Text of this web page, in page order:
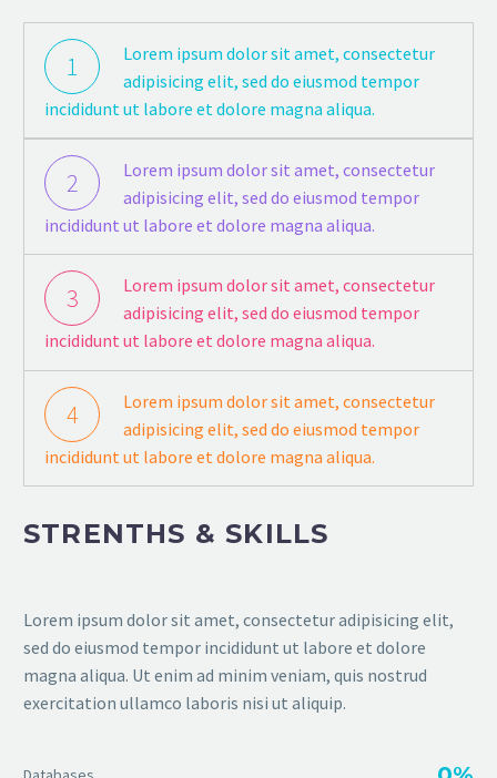
1
Lorem ipsum dolor sit amet, consectetur
adipisicing elit, sed do eiusmod tempor
incididunt ut labore et dolore magna aliqua.
2
Lorem ipsum dolor sit amet, consectetur
adipisicing elit, sed do eiusmod tempor
incididunt ut labore et dolore magna aliqua.
3
Lorem ipsum dolor sit amet, consectetur
adipisicing elit, sed do eiusmod tempor
incididunt ut labore et dolore magna aliqua.
4
Lorem ipsum dolor sit amet, consectetur
adipisicing elit, sed do eiusmod tempor
incididunt ut labore et dolore magna aliqua.
STRENTHS & SKILLS
Lorem ipsum dolor sit amet, consectetur adipisicing elit,
sed do eiusmod tempor incididunt ut labore et dolore
magna aliqua. Ut enim ad minim veniam, quis nostrud
exercitation ullamco laboris nisi ut aliquip.